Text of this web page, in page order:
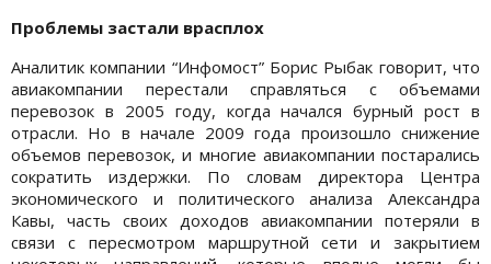
Проблемы застали врасплох
Аналитик компании “Инфомост” Борис Рыбак говорит, что
авиакомпании перестали справляться с объемами
перевозок в 2005 году, когда начался бурный рост в
отрасли. Но в начале 2009 года произошло снижение
объемов перевозок, и многие авиакомпании постарались
сократить издержки. По словам директора Центра
экономического и политического анализа Александра
Кавы, часть своих доходов авиакомпании потеряли в
связи с пересмотром маршрутной сети и закрытием